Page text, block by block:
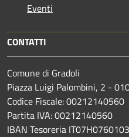
Eventi
CONTATTI
Comune di Gradoli
Piazza Luigi Palombini, 2 -
Codice Fiscale: 00212140560
Partita IVA: 00212140560
IBAN Tesoreria